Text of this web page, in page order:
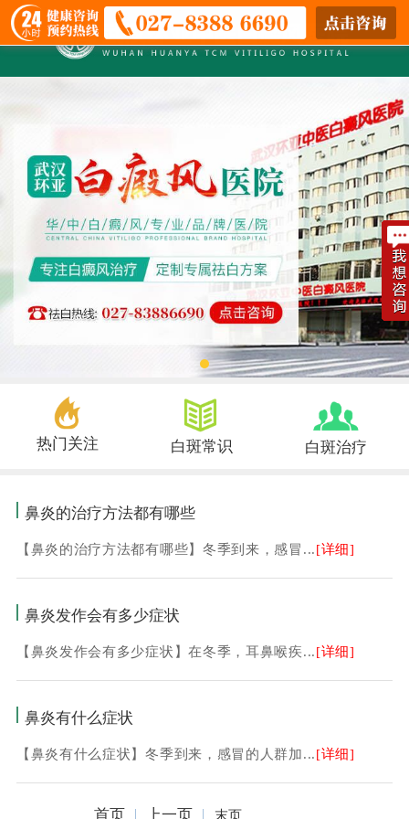
热门关注 白斑常识 白斑治疗
鼻炎的治疗方法都有哪些
【鼻炎的治疗方法都有哪些】冬季到来，感冒...[详细]
鼻炎发作会有多少症状
【鼻炎发作会有多少症状】在冬季，耳鼻喉疾...[详细]
鼻炎有什么症状
【鼻炎有什么症状】冬季到来，感冒的人群加...[详细]
首页 上一页 末页